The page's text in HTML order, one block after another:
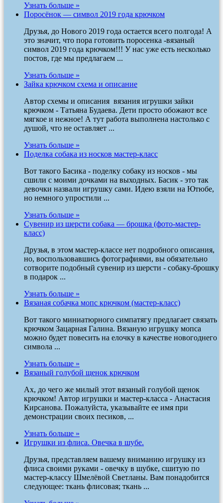
Узнать больше »
Поросёнок — символ 2019 года крючком
Друзья, до Нового 2019 года остается всего полгода! А
это значит, что пора готовить поросенка -вязаный
символ 2019 года крючком!!! У нас уже есть несколько
постов, где мы предлагаем ...
Узнать больше »
Зайка крючком схема и описание
Автор схемы и описания вязания игрушки зайки
крючком - Татьяна Будаева. Дети просто обожают все
мягкое и нежное! А тут работа выполнена настолько с
душой, что не оставляет ...
Узнать больше »
Поделка собака из носков мастер-класс
Вот такого Басика - поделку собаку из носков - мы
сшили с моими дочками на выходных. Басик - это так
девочки назвали игрушку сами. Идею взяли на Ютюбе,
но немного упростили ...
Узнать больше »
Сувенир из шерсти собака — брошка (фото-мастер-
класс)
Друзья, в этом мастер-классе нет подробного описания,
но, воспользовавшись фотографиями, вы обязательно
сотворите подобный сувенир из шерсти - собаку-брошку
в подарок ...
Узнать больше »
Вязаная собачка мопс крючком (мастер-класс)
Вот такого миниатюрного симпатягу предлагает связать
крючком Зацарная Галина. Вязаную игрушку мопса
можно будет повесить на елочку в качестве новогоднего
символа ...
Узнать больше »
Вязаный голубой щенок крючком
Ах, до чего же милый этот вязаный голубой щенок
крючком! Автор игрушки и мастер-класса - Анастасия
Кирсанова. Пожалуйста, указывайте ее имя при
демонстрации своих песиков, ...
Узнать больше »
Игрушки из флиса. Овечка в шубе.
Друзья, представляем вашему вниманию игрушку из
флиса своими руками - овечку в шубке, сшитую по
мастер-классу Шмелёвой Светланы. Вам понадобится
следующее: ткань флисовая; ткань ...